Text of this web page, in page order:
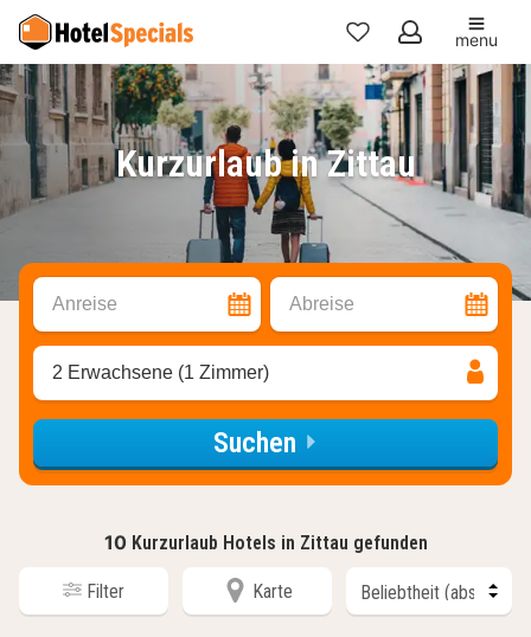
Meine
Favoriten
menu
Kurzurlaub in Zittau
Anreise Abreise
2 Erwachsene (1 Zimmer)
Suchen
10 Kurzurlaub Hotels in Zittau gefunden
Filter Karte